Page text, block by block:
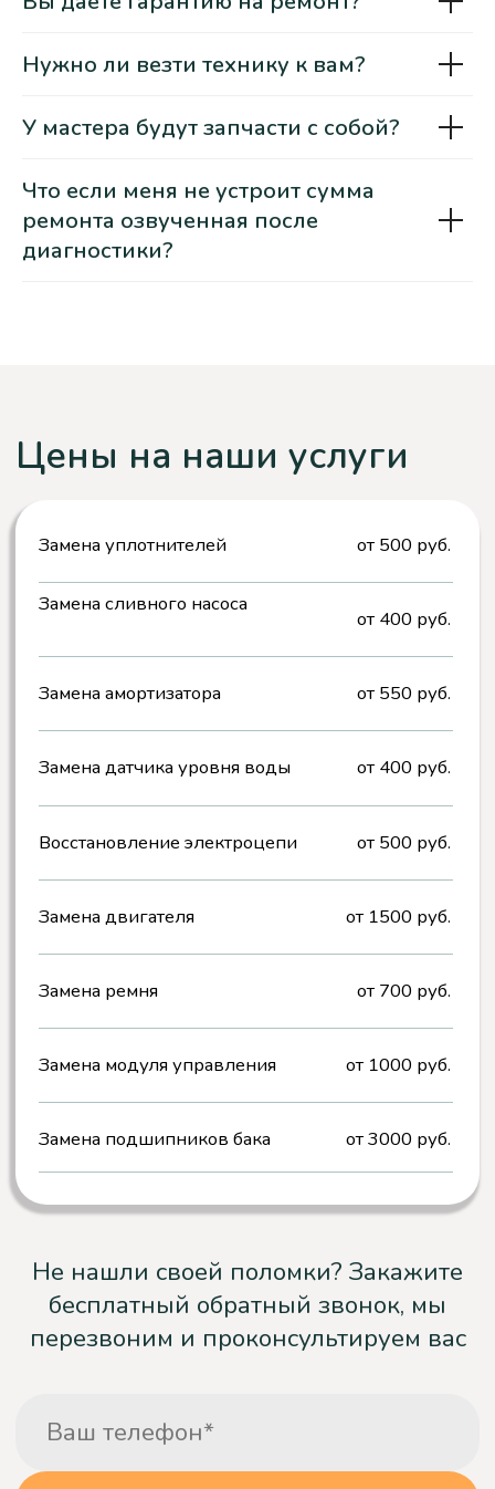
Нужно ли везти технику к вам?
У мастера будут запчасти с собой?
Что если меня не устроит сумма
ремонта озвученная после
диагностики?
Как мы работаем?
Заказать ремонт сушильной машины
проще, чем вы думаете!
Вы делаете заказ
Вы оставляете заявку на нашем сайте
или по телефону. Наш специалист
связывается с вами для уточнения
деталей ибесплатной консультации.
Выезд и диагностика
Мастер приедет в день вызова или в
день. Проведет
диагностику и назоветточную цену.
Выполнение работ
Работа выполняется на месте, в день